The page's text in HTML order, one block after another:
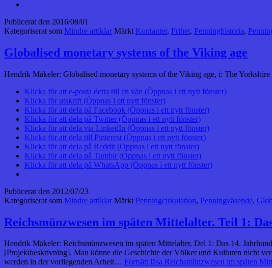
Publicerat den 2016/08/01
Kategoriserat som Mindre artiklar Märkt Kontanter, Frihet, Penninghistoria,
Globalised monetary systems of the Viking age
Hendrik Mäkeler: Globalised monetary systems of the Viking age, i: The
Klicka för att e-posta detta till en vän (Öppnas i ett nytt fönster)
Klicka för utskrift (Öppnas i ett nytt fönster)
Klicka för att dela på Facebook (Öppnas i ett nytt fönster)
Klicka för att dela på Twitter (Öppnas i ett nytt fönster)
Klicka för att dela via LinkedIn (Öppnas i ett nytt fönster)
Klicka för att dela till Pinterest (Öppnas i ett nytt fönster)
Klicka för att dela på Reddit (Öppnas i ett nytt fönster)
Klicka för att dela på Tumblr (Öppnas i ett nytt fönster)
Klicka för att dela på WhatsApp (Öppnas i ett nytt fönster)
Publicerat den 2012/07/23
Kategoriserat som Mindre artiklar Märkt Penningcirkulation, Penningväsende,
Reichsmünzwesen im späten Mittelalter. Teil 1:
Hendrik Mäkeler: Reichsmünzwesen im späten Mittelalter. Del 1: Das 14.
[Projektbeskrivning]. Man könne die Geschichte der Völker und Kulturen nicht
werden in der vorliegenden Arbeit… Fortsätt läsa Reichsmünzwesen im späten